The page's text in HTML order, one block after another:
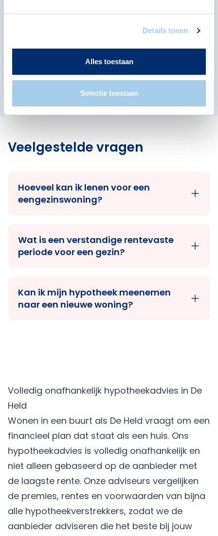
Details tonen
Alles toestaan
Selectie toestaan
Omliggende buurten in
Bekijk ook de andere buurten in de buurt.
Gravenburg
Veelgestelde vragen
Hoeveel kan ik lenen voor een
eengezinswoning?
Wat is een verstandige rentevaste
periode voor een gezin?
Kan ik mijn hypotheek meenemen
naar een nieuwe woning?
Volledig onafhankelijk hypotheekadvies in De
Held
Wonen in een buurt als De Held vraagt om een
financieel plan dat staat als een huis. Ons
hypotheekadvies is volledig onafhankelijk en
niet alleen gebaseerd op de aanbieder met
de laagste rente. Onze adviseurs vergelijken
de premies, rentes en voorwaarden van bijna
alle hypotheekverstrekkers, zodat we de
aanbieder adviseren die het beste bij jouw